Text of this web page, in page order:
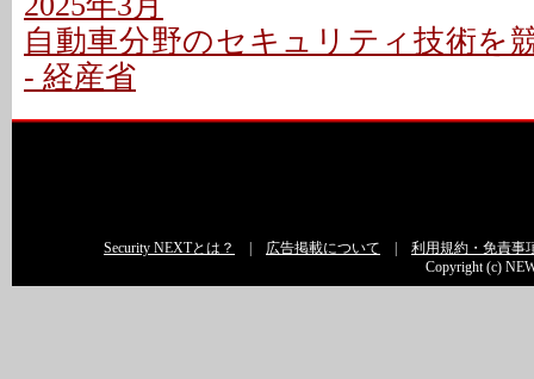
自動車分野のセキュリティ技術を
- 経産省
Security NEXTとは？ 広告掲載について
利用規約・免責事
Copyright (c)